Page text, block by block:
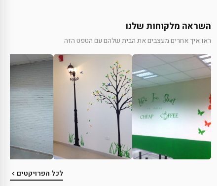
השראה מלקוחות שלנו
ראו איך אחרים מעצבים את הבית שלהם עם הטפט הזה
לכל הפרויקטים